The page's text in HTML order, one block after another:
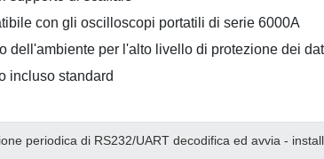
con gli oscilloscopi portatili di serie 6000A
dell'ambiente per l'alto livello di protezione dei
incluso standard
periodica di RS232/UART decodifica ed avvia -